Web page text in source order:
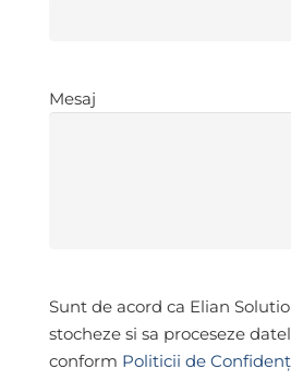
Mesaj
Mesaj
Exprimare
acord*
Sunt de acord ca Elian
stocheze si sa proceseze
conform Politicii de